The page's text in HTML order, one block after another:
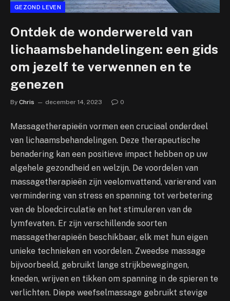
GEZOND LEVEN
Ontdek de wonderwereld van
lichaamsbehandelingen: een gids
om jezelf te verwennen en te
genezen
By Chris december 14, 2023 0
Massagetherapieën vormen een cruciaal onderdeel
van lichaamsbehandelingen. Deze therapeutische
benadering kan een positieve impact hebben op uw
algehele gezondheid en welzijn. De voordelen van
massagetherapieën zijn veelomvattend, varierend van
vermindering van stress en spanning tot verbetering
van de bloedcirculatie en het stimuleren van de
lymfevaten. Er zijn verschillende soorten
massagetherapieën beschikbaar, elk met hun eigen
unieke technieken en voordelen. Zweedse massage
bijvoorbeeld, gebruikt lange strijkbewegingen,
kneden, wrijven en tikken om spanning in de spieren te
verlichten. Diepe weefselmassage gebruikt stevige